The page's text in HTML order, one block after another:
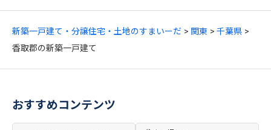
新築一戸建て・分譲住宅・土地のすまいーだ 関東
千葉県
香取郡の新築一戸建て
おすすめコンテンツ